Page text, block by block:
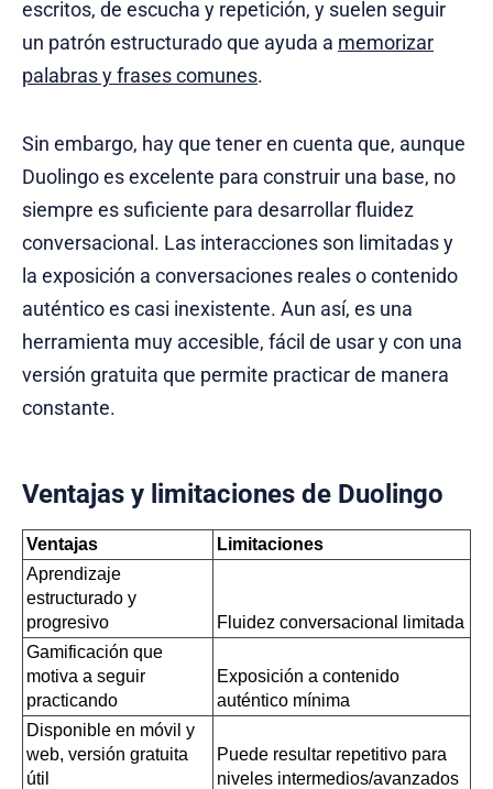
escritos, de escucha y repetición, y suelen seguir
un patrón estructurado que ayuda a memorizar
palabras y frases comunes.
Sin embargo, hay que tener en cuenta que, aunque
Duolingo es excelente para construir una base, no
siempre es suficiente para desarrollar fluidez
conversacional. Las interacciones son limitadas y
la exposición a conversaciones reales o contenido
auténtico es casi inexistente. Aun así, es una
herramienta muy accesible, fácil de usar y con una
versión gratuita que permite practicar de manera
constante.
Ventajas y limitaciones de Duolingo
Ventajas
Limitaciones
Aprendizaje
estructurado y
progresivo
Fluidez conversacional limitada
Gamificación que
motiva a seguir
practicando
Exposición a contenido
auténtico mínima
Disponible en móvil y
web, versión gratuita
útil
Puede resultar repetitivo para
niveles intermedios/avanzados